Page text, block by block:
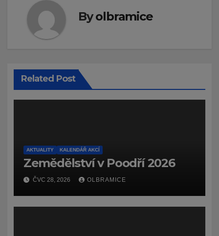
Byolbramice
Related Post
AKTUALITY KALENDÁŘ AKCÍ
Zemědělství v Poodří 2026
ČVC 28, 2026 OLBRAMICE